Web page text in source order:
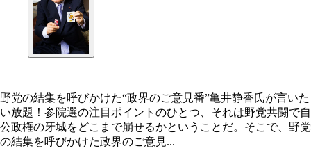
野党の結集を呼びかけた“政界のご意見番”亀井静香氏が言いた
い放題！参院選の注目ポイントのひとつ、それは野党共闘で自
公政権の牙城をどこまで崩せるかということだ。そこで、野党
の結集を呼びかけた政界のご意見...